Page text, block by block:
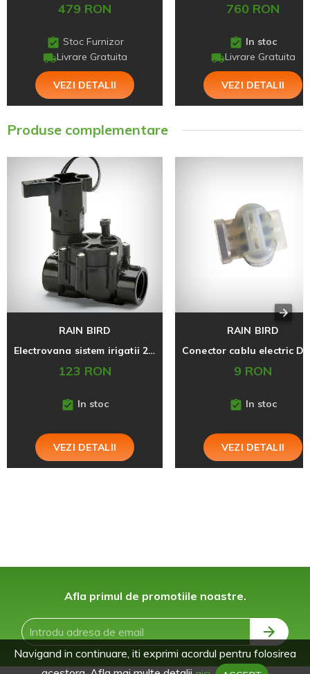
479 RON
Stoc Furnizor
Livrare Gratuita
VEZI DETALII
760 RON
In stoc
Livrare Gratuita
VEZI DETALII
Produse complementare
RAIN BIRD
Electrovana sistem irigatii 24V, 100 DV, 1 FI
123 RON
In stoc
VEZI DETALII
RAIN BIRD
9 RON
In stoc
VEZI DETALII
Afla primul de promotiile noastre.
Navigand in continuare, iti exprimi acordul pentru folosirea